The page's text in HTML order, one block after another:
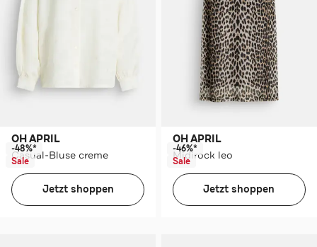
OH APRIL
Casual-Bluse creme
-48%*
Sale
Jetzt shoppen
OH APRIL
Midirock leo
-46%*
Sale
Jetzt shoppen